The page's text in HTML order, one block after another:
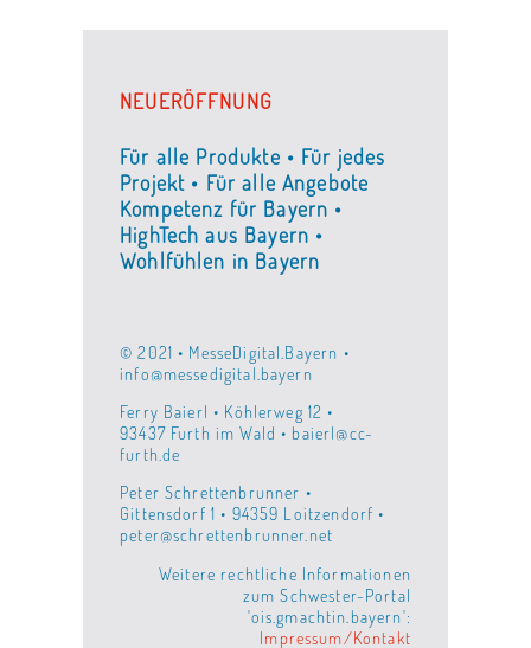
NEUERÖFFNUNG
Für alle Produkte • Für jedes
Projekt • Für alle Angebote
Kompetenz für Bayern •
HighTech aus Bayern •
Wohlfühlen in Bayern
© 2021 • MesseDigital.Bayern •
info@messedigital.bayern
Ferry Baierl • Köhlerweg 12 •
93437 Furth im Wald • baierl@cc-
furth.de
Peter Schrettenbrunner •
Gittensdorf 1 • 94359 Loitzendorf •
peter@schrettenbrunner.net
Weitere rechtliche Informationen
zum Schwester-Portal
'ois.gmachtin.bayern':
Impressum/Kontakt